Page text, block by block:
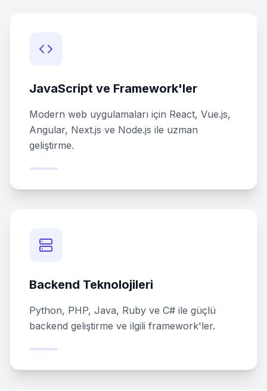
JavaScript ve Framework'ler
Modern web uygulamaları için React, Vue.js,
Angular, Next.js ve Node.js ile uzman
geliştirme.
Backend Teknolojileri
Python, PHP, Java, Ruby ve C# ile güçlü
backend geliştirme ve ilgili framework'ler.